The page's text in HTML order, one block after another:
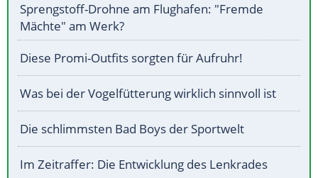
Sprengstoff-Drohne am Flughafen: "Fremde
Mächte" am Werk?
Diese Promi-Outfits sorgten für Aufruhr!
Was bei der Vogelfütterung wirklich sinnvoll ist
Die schlimmsten Bad Boys der Sportwelt
Im Zeitraffer: Die Entwicklung des Lenkrades